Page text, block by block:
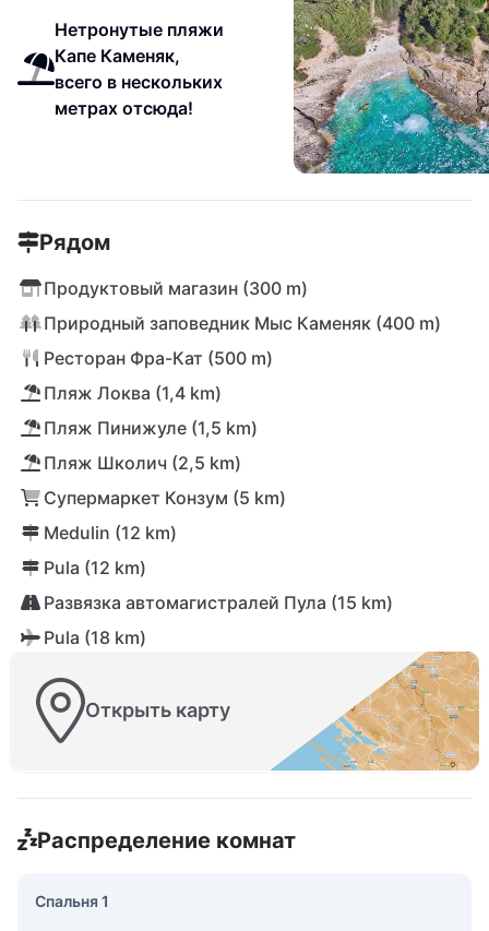
Нетронутые пляжи
Капе Каменяк,
всего в нескольких
метрах отсюда!
Рядом
Продуктовый магазин (300 m)
Природный заповедник Мыс Каменяк (400 m)
Ресторан Фра-Кат (500 m)
Пляж Локва (1,4 km)
Пляж Пинижуле (1,5 km)
Пляж Школич (2,5 km)
Супермаркет Конзум (5 km)
Medulin (12 km)
Pula (12 km)
Развязка автомагистралей Пула (15 km)
Pula (18 km)
Открыть карту
Распределение комнат
Спальня 1